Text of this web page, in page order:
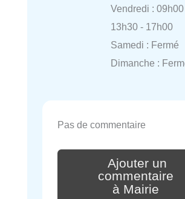
Vendredi :
13h30 - 17h00
Samedi : Fermé
Dimanche :
Pas de commentaire
Ajouter un
commentaire
à Mairie